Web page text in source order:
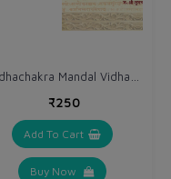
₹250
Add To Cart
Buy Now